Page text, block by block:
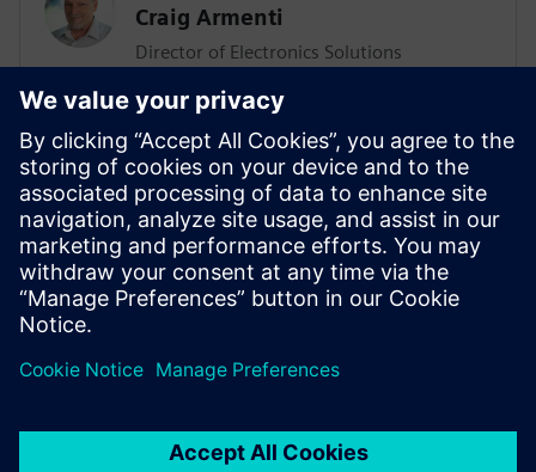
Craig Armenti
Director of Electronics Solutions
Armenti는 전자산업 분야에서 25년 이상
전문 지식을 쌓아왔으며, Siemens에 합류
하기 전에는 Mentor Graphics, Zuken,
BlackBerry, Motorola, AT&T Bell Labs를 비
롯한 여러 주요 통신 및 소프트웨어 회사에
서 관리, 기술 마케팅 및 애플리케이션 엔
지니어링 분야의 주요 직책을 역임했습니
다.